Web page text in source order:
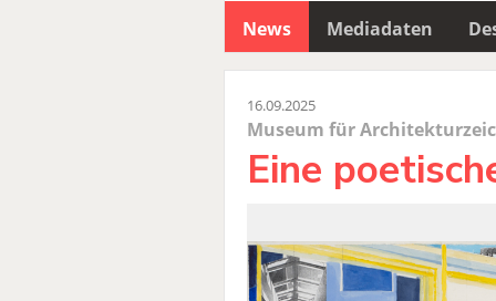
News Mediadaten
16.09.2025
Museum für
Eine